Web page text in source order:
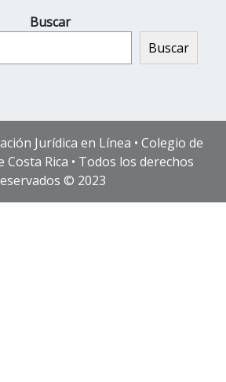
Buscar
Buscar
Jurídica en Línea • Colegio de
Costa Rica • Todos los derechos
© 2023